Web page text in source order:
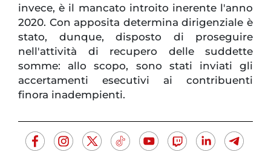
invece, è il mancato introito inerente l'anno
2020. Con apposita determina dirigenziale è
stato, dunque, disposto di proseguire
nell'attività di recupero delle suddette
somme: allo scopo, sono stati inviati gli
accertamenti esecutivi ai contribuenti
finora inadempienti.